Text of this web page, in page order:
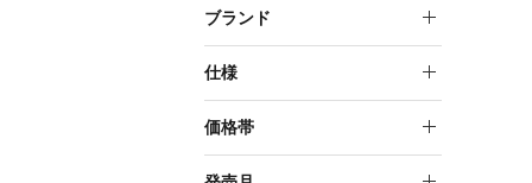
薄桜鬼 真改
ブランド
仕様
塗装済み完成品フィギュア
価格帯
10,000円～19,999円